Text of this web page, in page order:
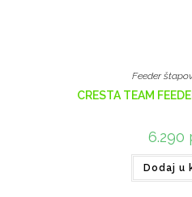
Feeder
CRESTA TEAM
6.290
Dodaj u